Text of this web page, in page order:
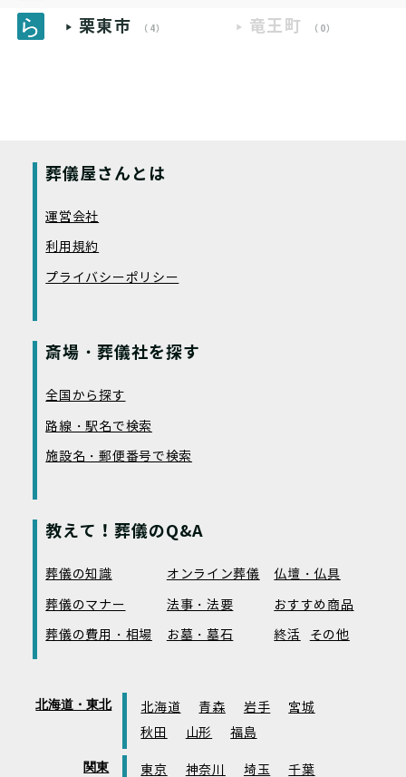
栗東市 （4） 竜王町 （0）
葬儀屋さんとは
運営会社
利用規約
プライバシーポリシー
斎場・葬儀社を探す
全国から探す
路線・駅名で検索
施設名・郵便番号で検索
教えて！葬儀のQ&A
葬儀の知識 オンライン葬儀
仏壇・仏具
葬儀のマナー
法事・法要
おすすめ商品
葬儀の費用・相場
お墓・墓石 終活 その他
北海道・東北 北海道 青森 岩手
宮城
秋田
山形 福島
関東 東京 神奈川 埼玉
千葉